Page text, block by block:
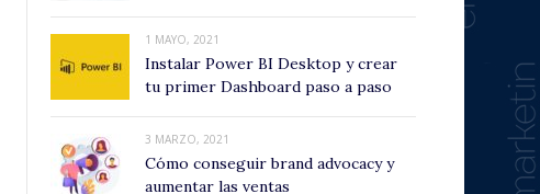
1 MAYO, 2021
Instalar Power BI Desktop y crear
tu primer Dashboard paso a paso
3 MARZO, 2021
Cómo conseguir brand advocacy y
aumentar las ventas